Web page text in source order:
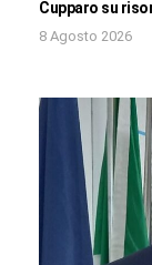
Cupparo su
8 Agosto 2026